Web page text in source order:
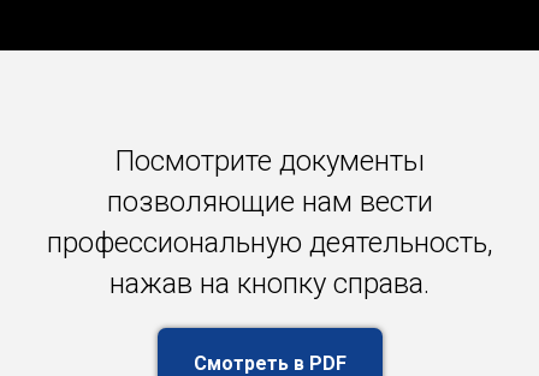
Посмотрите документы
позволяющие нам вести
профессиональную деятельность,
нажав на кнопку справа.
Смотреть в PDF